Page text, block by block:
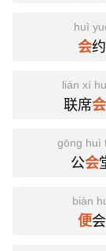
huì
会约
lián xí
联席会
gōng huì
公会
biàn
便会